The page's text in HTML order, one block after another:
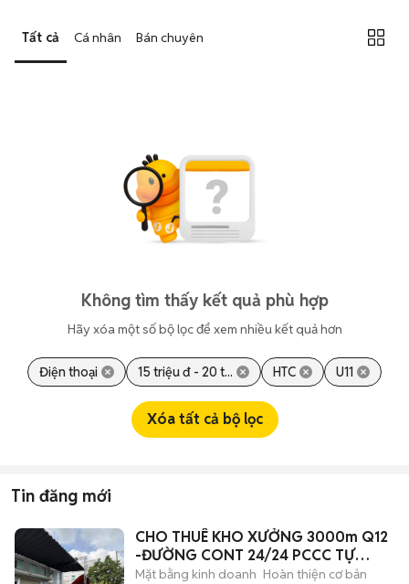
Tất cả Cá nhân Bán chuyên
Không tìm thấy kết quả phù hợp
Hãy xóa một số bộ lọc để xem nhiều kết quả hơn
Điện thoại 15 triệu đ - 20 t... HTC U11
Xóa tất cả bộ lọc
Tin đăng mới
CHO THUÊ KHO XƯỞNG 3000m Q12
-ĐƯỜNG CONT 24/24 PCCC TỰ
ĐỘNG
Mặt bằng kinh doanh Hoàn thiện cơ bản